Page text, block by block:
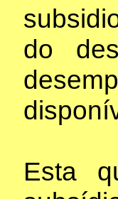
do
Esta